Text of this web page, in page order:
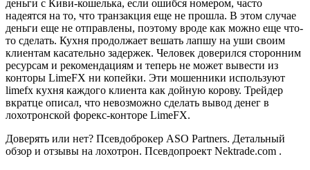
деньги с Киви-кошелька, если ошибся номером, часто
надеятся на то, что транзакция еще не прошла. В этом случае
деньги еще не отправлены, поэтому вроде как можно еще что-
то сделать. Кухня продолжает вешать лапшу на уши своим
клиентам касательно задержек. Человек доверился сторонним
ресурсам и рекомендациям и теперь не может вывести из
конторы LimeFX ни копейки. Эти мошенники используют
limefx кухня каждого клиента как дойную корову. Трейдер
вкратце описал, что невозможно сделать вывод денег в
лохотронской форекс-конторе LimeFX.
Доверять или нет? Псевдоброкер ASO Partners. Детальный
обзор и отзывы на лохотрон. Псевдопроект Nektrade.com .